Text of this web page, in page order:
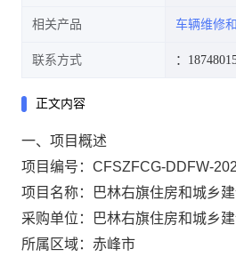
相关产品 车辆维修
联系方式 ：
正文内容
一、项目概述
项目编号：CFSZFCG-DDFW-
项目名称：巴林右旗住房和城乡
采购单位：巴林右旗住房和城乡
所属区域：赤峰市